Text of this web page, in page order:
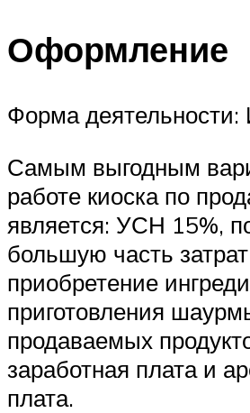
Оформление
Форма
Самым выгодным
работе киоска по
является: УСН 15%,
большую часть
приобретение
приготовления
продаваемых
заработная плата и
плата.